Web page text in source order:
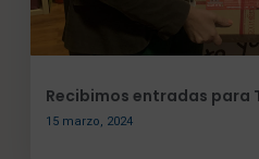
Recibimos entradas para
15 marzo, 2024